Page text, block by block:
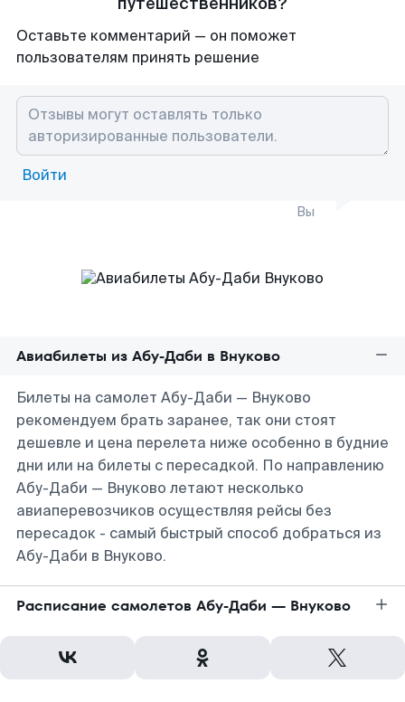
Оставьте комментарий — он поможет
пользователям принять решение
Войти
Вы
Авиабилеты из Абу-Даби в Внуково
Билеты на самолет Абу-Даби — Внуково
рекомендуем брать заранее, так они стоят
дешевле и цена перелета ниже особенно в будние
дни или на билеты с пересадкой. По направлению
Абу-Даби — Внуково летают несколько
авиаперевозчиков осуществляя рейсы без
пересадок - самый быстрый способ добраться из
Абу-Даби в Внуково.
Расписание самолетов Абу-Даби — Внуково